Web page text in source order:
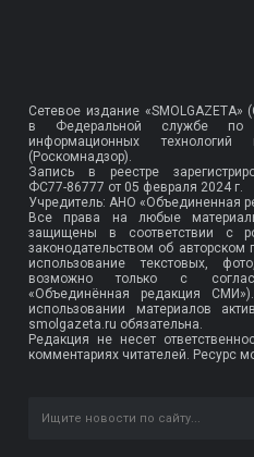
Сетевое издание
в Федеральной службе
информационных
(Роскомнадзор).
Запись в реестре
ФС77-86777 от 05 февраля 2024 г.
Учредитель: АНО «Объединенная
Все права на любые
защищены в соответствии с
законодательством об
использование текстовых,
возможно только с
«Объединённая редакция
использовании материалов
smolgazeta.ru обязательна.
Редакция не несет
комментариях читателей. Ресурс